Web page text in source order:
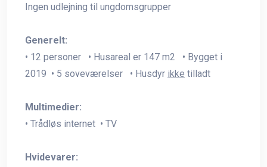
Ingen udlejning til ungdomsgrupper
Generelt:
• 12 personer • Husareal er 147 m2 • Bygget i
2019 • 5 soveværelser • Husdyr ikke tilladt
Multimedier:
• Trådløs internet • TV
Hvidevarer: